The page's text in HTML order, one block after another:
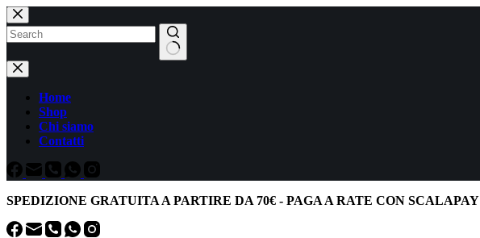
Salta
al
contenuto
Nessun
risultato
Home
Shop
Chi siamo
Contatti
SPEDIZIONE GRATUITA A PARTIRE DA 70€ - PAGA A RATE CON SCALAPAY